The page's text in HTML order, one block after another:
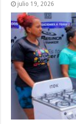
julio 19, 2026